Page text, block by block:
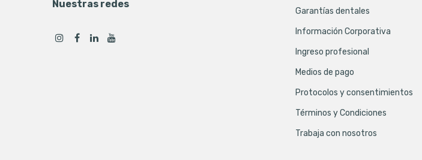
Nuestras redes
Garantías dentales
Información Corporativa
Ingreso profesional
Medios de pago
Protocolos y consentimientos
Términos y Condiciones
Trabaja con nosotros